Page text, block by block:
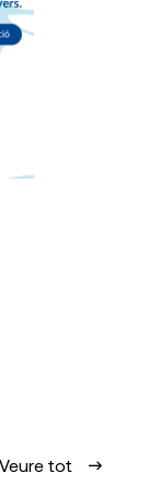
Veure tot